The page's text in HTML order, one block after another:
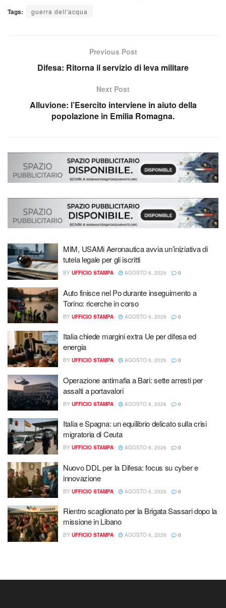
Tags: guerra dell'acqua
Previous Post
Difesa: Ritorna il servizio di leva militare
Next Post
Alluvione: l’Esercito interviene in aiuto della
popolazione in Emilia Romagna.
MIM, USAMi Aeronautica avvia un’iniziativa di
tutela legale per gli iscritti
BY UFFICIO STAMPA AGOSTO 6, 2026 0
Auto finisce nel Po durante inseguimento a
Torino: ricerche in corso
BY UFFICIO STAMPA AGOSTO 6, 2026 0
Italia chiede margini extra Ue per difesa ed
energia
BY UFFICIO STAMPA AGOSTO 6, 2026 0
Operazione antimafia a Bari: sette arresti per
assalti a portavalori
BY UFFICIO STAMPA AGOSTO 6, 2026 0
Italia e Spagna: un equilibrio delicato sulla crisi
migratoria di Ceuta
BY UFFICIO STAMPA AGOSTO 6, 2026 0
Nuovo DDL per la Difesa: focus su cyber e
innovazione
BY UFFICIO STAMPA AGOSTO 6, 2026 0
Rientro scaglionato per la Brigata Sassari dopo la
missione in Libano
BY UFFICIO STAMPA AGOSTO 6, 2026 0